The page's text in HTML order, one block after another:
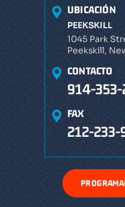
UBICACIÓN
PEEKSKILL
1045 Park
Peekskill,
CONTACTO
914-353-
FAX
212-233-